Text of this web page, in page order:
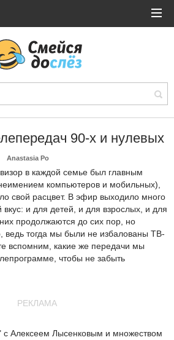
90-х и нулевых
Anastasia Po
в каждой семье был главным
компьютеров и мобильных),
свой расцвет. В эфир выходило много
и для детей, и для взрослых, и для
продолжаются до сих пор, но
ведь тогда мы были не избалованы ТВ-
вспомним, какие же передачи мы
чтобы не забыть
РЕКЛАМА
с Алексеем Лысенковым и множеством